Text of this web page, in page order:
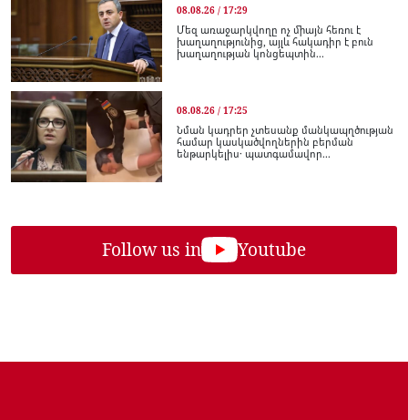
08.08.26 / 17:29
Մեզ առաջարկվողը ոչ միայն հեռու է
խաղաղությունից, այլև հակադիր է բուն
խաղաղության կոնցեպտին...
08.08.26 / 17:25
Նման կադրեր չտեսանք մանկապղծության
համար կասկածվողներին բերման
ենթարկելիս․ պատգամավոր...
Follow us in Youtube